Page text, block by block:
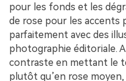
pour les fonds et les
de rose pour les accents
parfaitement avec des
photographie éditoriale.
contraste en mettant le
plutôt qu’en rose